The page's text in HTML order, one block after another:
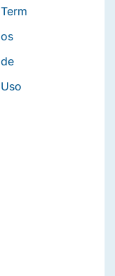
Term
os
de
Uso